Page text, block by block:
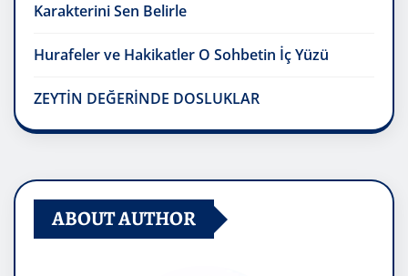
Karakterini Sen Belirle
Hurafeler ve Hakikatler O Sohbetin İç Yüzü
ZEYTİN DEĞERİNDE DOSLUKLAR
ABOUT AUTHOR